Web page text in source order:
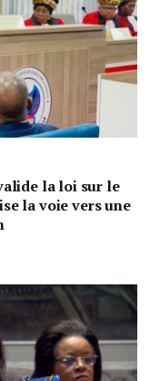
la loi sur le
la voie vers une